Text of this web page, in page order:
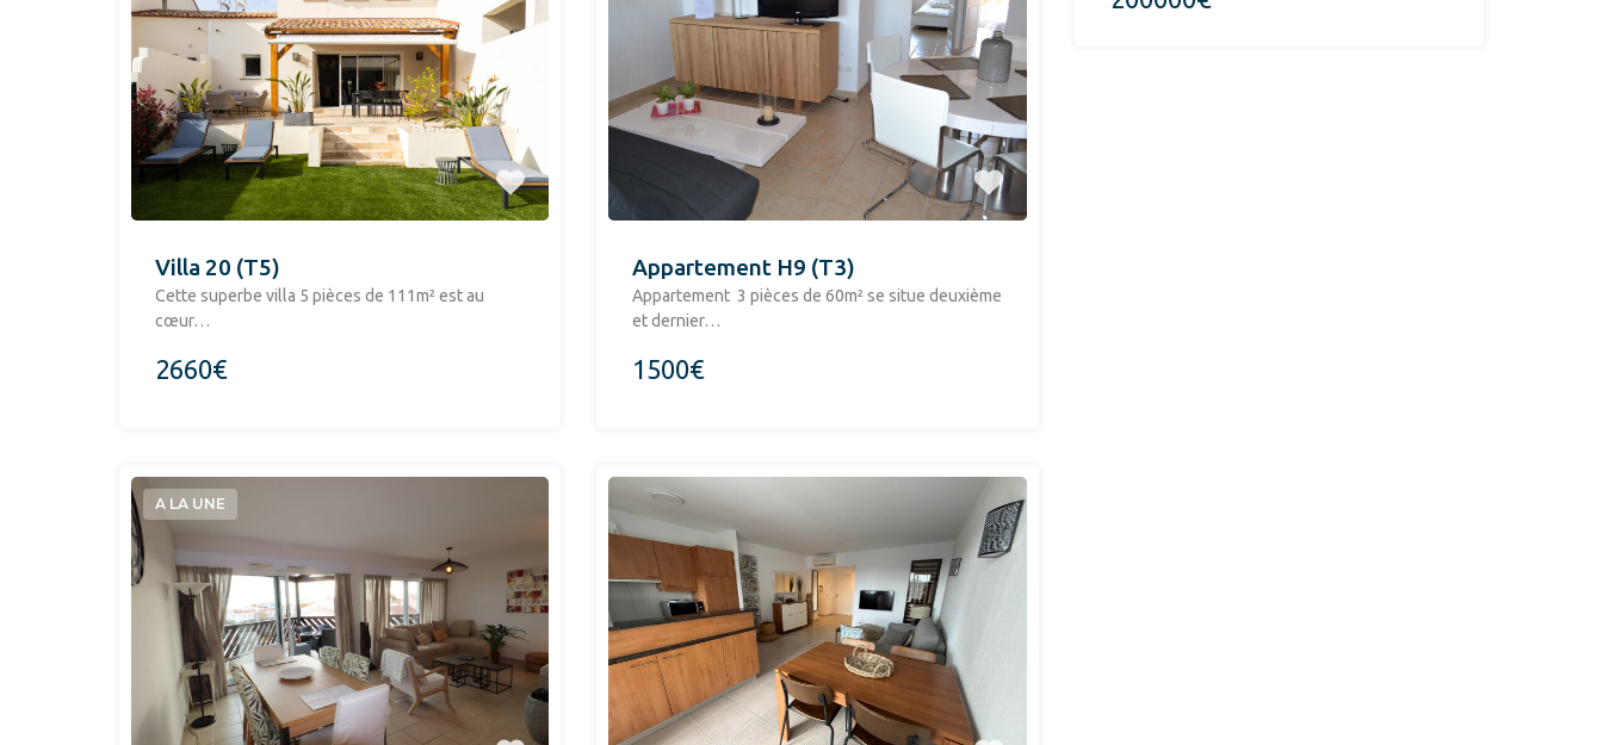
Villa 20 (T5)
​Cette superbe villa 5 pièces de 111m² est au
cœur…
2660€
Appartement H9 (T3)
Appartement 3 pièces de 60m² se situe deuxième
et dernier…
1500€
A LA UNE